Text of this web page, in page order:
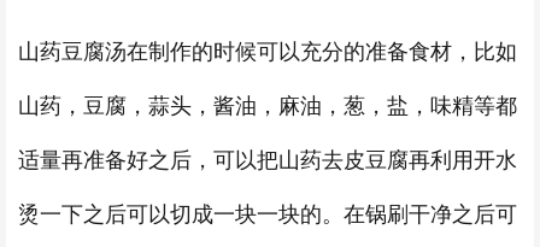
山药豆腐汤在制作的时候可以充分的准备食材，比如
山药，豆腐，蒜头，酱油，麻油，葱，盐，味精等都
适量再准备好之后，可以把山药去皮豆腐再利用开水
烫一下之后可以切成一块一块的。在锅刷干净之后可